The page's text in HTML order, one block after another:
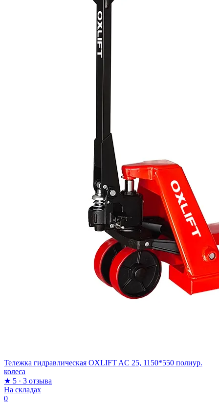
Тележка гидравлическая OXLIFT AC 25, 1150*550 полиур.
колеса
★ 5 · 3 отзыва
На складах
0